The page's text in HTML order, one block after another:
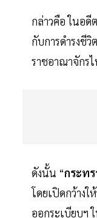
กล่าวคือ ในอดี
กับการดำรงชี
ราชอาณาจักร
ดังนั้น “กระท
โดยเปิดกว้าง
ออกระเบียบฯ